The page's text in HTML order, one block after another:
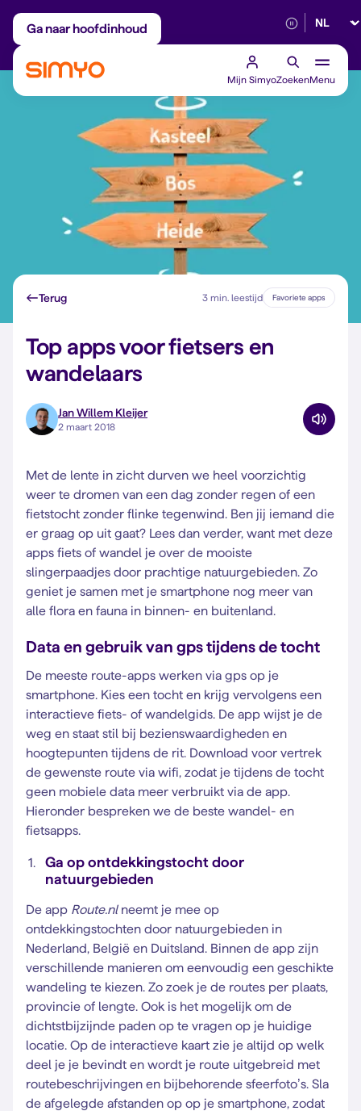
Ga naar hoofdinhoud
Maandelijks aanpasbaar Betrouwbaar
Mijn SimyoZoekenMenu
Terug 3 min. leestijd Favoriete apps
Top apps voor fietsers en
wandelaars
Jan Willem Kleijer
2 maart 2018
Met de lente in zicht durven we heel voorzichtig
weer te dromen van een dag zonder regen of een
fietstocht zonder flinke tegenwind. Ben jij iemand die
er graag op uit gaat? Lees dan verder, want met deze
apps fiets of wandel je over de mooiste
slingerpaadjes door prachtige natuurgebieden. Zo
geniet je samen met je smartphone nog meer van
alle flora en fauna in binnen- en buitenland.
Data en gebruik van gps tijdens de tocht
De meeste route-apps werken via gps op je
smartphone. Kies een tocht en krijg vervolgens een
interactieve fiets- of wandelgids. De app wijst je de
weg en staat stil bij bezienswaardigheden en
hoogtepunten tijdens de rit. Download voor vertrek
de gewenste route via wifi, zodat je tijdens de tocht
geen mobiele data meer verbruikt via de app.
Hieronder bespreken we de beste wandel- en
fietsapps.
Ga op ontdekkingstocht door
natuurgebieden
De app Route.nlneemt je mee op
ontdekkingstochten door natuurgebieden in
Nederland, België en Duitsland. Binnen de app zijn
verschillende manieren om eenvoudig een geschikte
wandeling te kiezen. Zo zoek je de routes per plaats,
provincie of lengte. Ook is het mogelijk om de
dichtstbijzijnde paden op te vragen op je huidige
locatie. Op de interactieve kaart zie je altijd op welk
deel je je bevindt en wordt je route uitgebreid met
routebeschrijvingen en bijbehorende sfeerfoto’s. Sla
de afgelegde afstanden op op je smartphone, zodat